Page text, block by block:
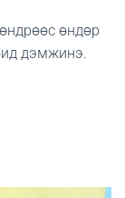
өндөр
дэмжинэ.